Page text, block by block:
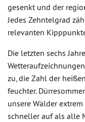
gesenkt und der
Jedes Zehntelgrad
relevanten
Die letzten sechs
zu, die Zahl der
feuchter.
unsere Wälder
schneller auf als alle